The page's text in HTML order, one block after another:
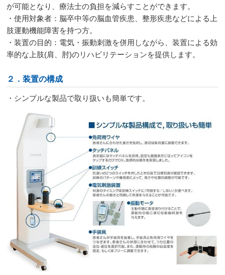
が可能となり、療法士の負担を減らすことができます。
・使用対象者：脳卒中等の脳血管疾患、整形疾患などによる上
肢運動機能障害を持つ方。
・装置の目的：電気・振動刺激を併用しながら、装置による効
率的な上肢(肩、肘)のリハビリテーションを提供します。
２．装置の構成
・シンプルな製品で取り扱いも簡単です。